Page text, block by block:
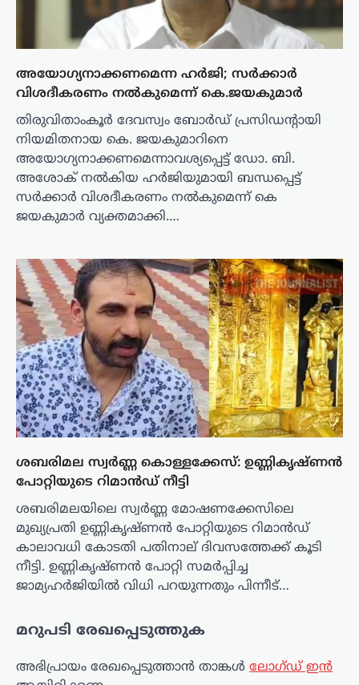
അയോഗ്യനാക്കണമെന്ന ഹർജി; സർക്കാർ
വിശദീകരണം നൽകുമെന്ന് കെ.ജയകുമാർ
തിരുവിതാംകൂർ ദേവസ്വം ബോർഡ് പ്രസിഡന്റായി
നിയമിതനായ കെ. ജയകുമാറിനെ
അയോഗ്യനാക്കണമെന്നാവശ്യപ്പെട്ട് ഡോ. ബി.
അശോക് നൽകിയ ഹർജിയുമായി ബന്ധപ്പെട്ട്
സർക്കാർ വിശദീകരണം നൽകുമെന്ന് കെ
ജയകുമാർ വ്യക്തമാക്കി.…
ശബരിമല സ്വർണ്ണ കൊള്ളക്കേസ്: ഉണ്ണികൃഷ്ണൻ
പോറ്റിയുടെ റിമാൻഡ് നീട്ടി
ശബരിമലയിലെ സ്വർണ്ണ മോഷണക്കേസിലെ
മുഖ്യപ്രതി ഉണ്ണികൃഷ്ണൻ പോറ്റിയുടെ റിമാൻഡ്
കാലാവധി കോടതി പതിനാല് ദിവസത്തേക്ക് കൂടി
നീട്ടി. ഉണ്ണികൃഷ്ണൻ പോറ്റി സമർപ്പിച്ച
ജാമ്യഹർജിയിൽ വിധി പറയുന്നതും പിന്നീട്…
മറുപടി രേഖപ്പെടുത്തുക
അഭിപ്രായം രേഖപ്പെടുത്താ‍ൻ താങ്കൾ ലോഗ്ഡ് ഇൻ